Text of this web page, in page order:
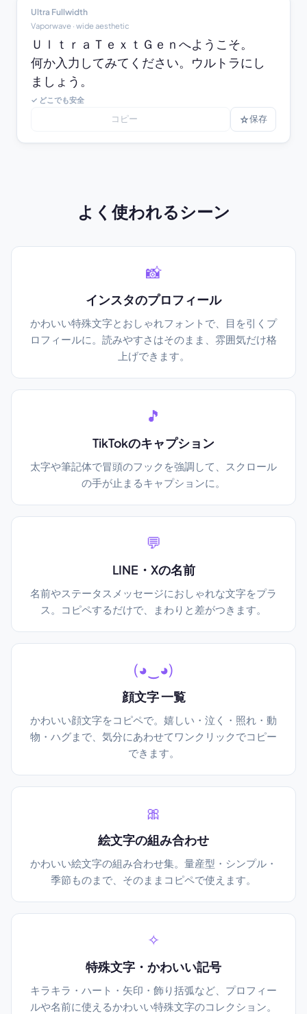
Ultra Fullwidth
Vaporwave · wide aesthetic
ＵｌｔｒａＴｅｘｔＧｅｎへようこそ。
何か入力してみてください。ウルトラにし
ましょう。
✓ どこでも安全
コピー ☆保存
よく使われるシーン
📸
インスタのプロフィール
かわいい特殊文字とおしゃれフォントで、目を引くプ
ロフィールに。読みやすさはそのまま、雰囲気だけ格
上げできます。
🎵
TikTokのキャプション
太字や筆記体で冒頭のフックを強調して、スクロール
の手が止まるキャプションに。
💬
LINE・Xの名前
名前やステータスメッセージにおしゃれな文字をプラ
ス。コピペするだけで、まわりと差がつきます。
(◕‿◕)
顔文字 一覧
かわいい顔文字をコピペで。嬉しい・泣く・照れ・動
物・ハグまで、気分にあわせてワンクリックでコピー
できます。
🎀
絵文字の組み合わせ
かわいい絵文字の組み合わせ集。量産型・シンプル・
季節ものまで、そのままコピペで使えます。
✧
特殊文字・かわいい記号
キラキラ・ハート・矢印・飾り括弧など、プロフィー
ルや名前に使えるかわいい特殊文字のコレクション。